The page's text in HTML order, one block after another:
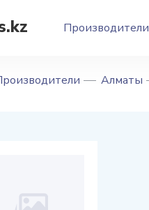
Производители
Алматы